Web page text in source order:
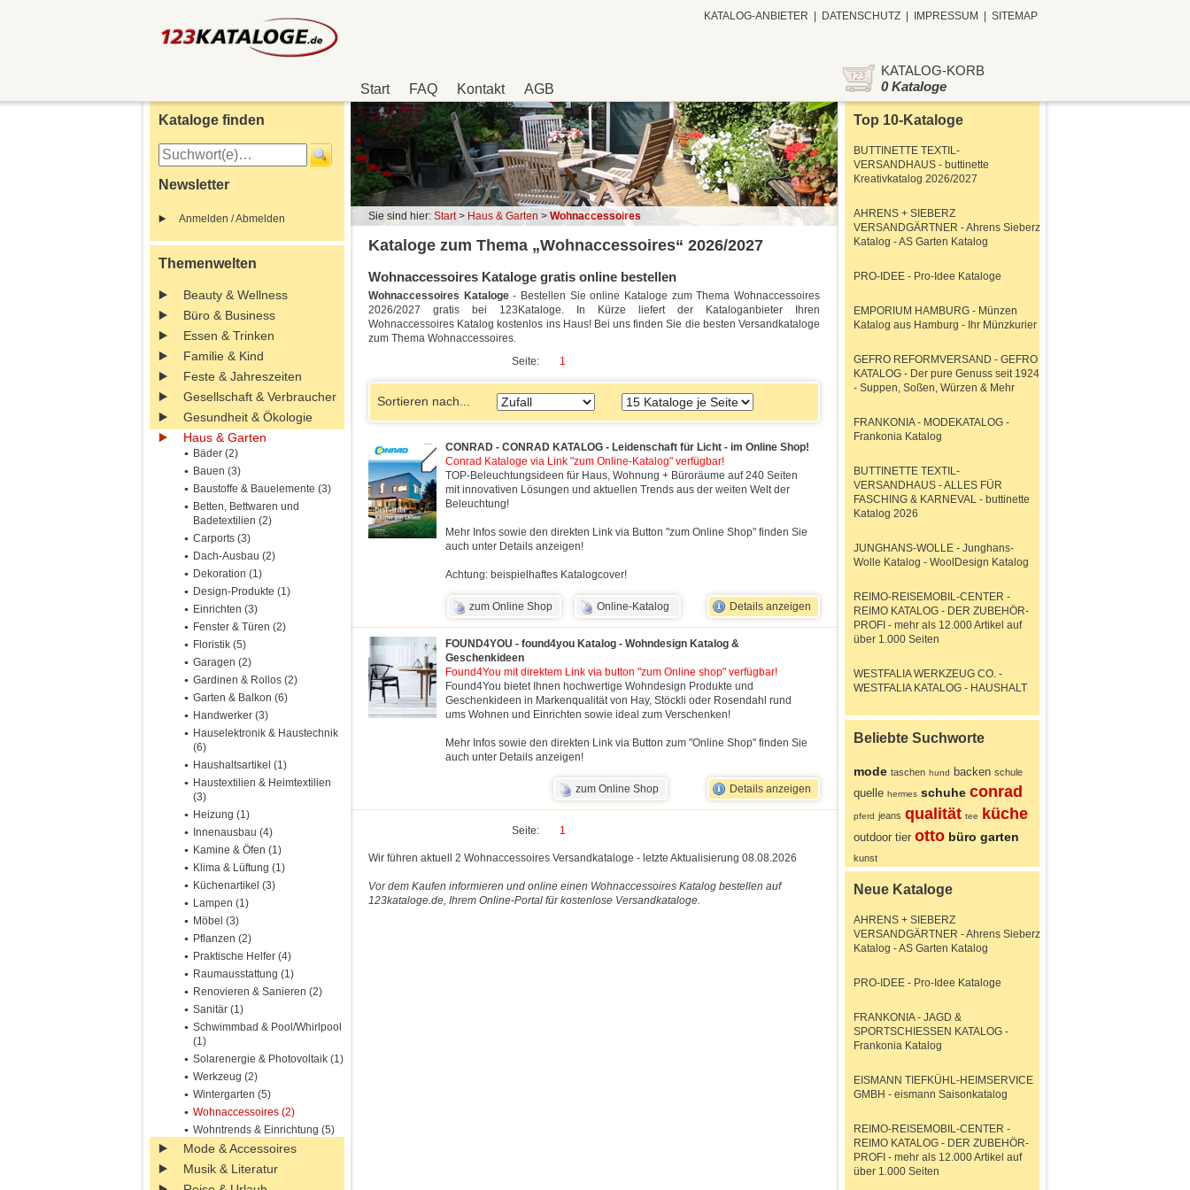
Start FAQ Kontakt AGB
KATALOG-ANBIETER DATENSCHUTZ IMPRESSUM SITEMAP
KATALOG-KORB
0 Kataloge
Kataloge finden
Newsletter
Anmelden / Abmelden
Themenwelten
Beauty & Wellness
Büro & Business
Essen & Trinken
Familie & Kind
Feste & Jahreszeiten
Gesellschaft & Verbraucher
Gesundheit & Ökologie
Haus & Garten
Bäder (2)
Bauen (3)
Baustoffe & Bauelemente (3)
Betten, Bettwaren und
Badetextilien (2)
Carports (3)
Dach-Ausbau (2)
Dekoration (1)
Design-Produkte (1)
Einrichten (3)
Fenster & Türen (2)
Floristik (5)
Garagen (2)
Gardinen & Rollos (2)
Garten & Balkon (6)
Handwerker (3)
Hauselektronik & Haustechnik
(6)
Haushaltsartikel (1)
Haustextilien & Heimtextilien
(3)
Heizung (1)
Innenausbau (4)
Kamine & Öfen (1)
Klima & Lüftung (1)
Küchenartikel (3)
Lampen (1)
Möbel (3)
Pflanzen (2)
Praktische Helfer (4)
Raumausstattung (1)
Renovieren & Sanieren (2)
Sanitär (1)
Schwimmbad & Pool/Whirlpool
(1)
Solarenergie & Photovoltaik (1)
Werkzeug (2)
Wintergarten (5)
Wohnaccessoires (2)
Wohntrends & Einrichtung (5)
Mode & Accessoires
Musik & Literatur
Sie sind hier: Start> Haus & Garten > Wohnaccessoires
Kataloge zum Thema „Wohnaccessoires“ 2026/2027
Wohnaccessoires Kataloge gratis online bestellen
Wohnaccessoires Kataloge- Bestellen Sie online Kataloge zum Thema Wohnaccessoires
2026/2027 gratis bei 123Kataloge. In Kürze liefert der Kataloganbieter Ihren
Wohnaccessoires Katalog kostenlos ins Haus! Bei uns finden Sie die besten Versandkataloge
zum Thema Wohnaccessoires.
Seite:
1
Sortieren nach...
CONRAD - CONRAD KATALOG - Leidenschaft für Licht - im Online Shop!
Conrad Kataloge via Link "zum Online-Katalog" verfügbar!
TOP-Beleuchtungsideen für Haus, Wohnung + Büroräume auf 240 Seiten
mit innovativen Lösungen und aktuellen Trends aus der weiten Welt der
Beleuchtung!
Mehr Infos sowie den direkten Link via Button "zum Online Shop" finden Sie
auch unter Details anzeigen!
Achtung: beispielhaftes Katalogcover!
Details anzeigen
Online-Katalog
zum Online Shop
FOUND4YOU - found4you Katalog - Wohndesign Katalog &
Geschenkideen
Found4You mit direktem Link via button "zum Online shop" verfügbar!
Found4You bietet Ihnen hochwertige Wohndesign Produkte und
Geschenkideen in Markenqualität von Hay, Stöckli oder Rosendahl rund
ums Wohnen und Einrichten sowie ideal zum Verschenken!
Mehr Infos sowie den direkten Link via Button zum "Online Shop" finden Sie
auch unter Details anzeigen!
Details anzeigen
zum Online Shop
Seite: 1
Wir führen aktuell 2 Wohnaccessoires Versandkataloge - letzte Aktualisierung 08.08.2026
Vor dem Kaufen informieren und online einen Wohnaccessoires Katalog bestellen auf
123kataloge.de, Ihrem Online-Portal für kostenlose Versandkataloge.
Top 10-Kataloge
BUTTINETTE TEXTIL-
VERSANDHAUS - buttinette
Kreativkatalog 2026/2027
AHRENS + SIEBERZ
VERSANDGÄRTNER - Ahrens Sieberz
Katalog - AS Garten Katalog
PRO-IDEE - Pro-Idee Kataloge
EMPORIUM HAMBURG - Münzen
Katalog aus Hamburg - Ihr Münzkurier
GEFRO REFORMVERSAND - GEFRO
KATALOG - Der pure Genuss seit 1924
- Suppen, Soßen, Würzen & Mehr
FRANKONIA - MODEKATALOG -
Frankonia Katalog
BUTTINETTE TEXTIL-
VERSANDHAUS - ALLES FÜR
FASCHING & KARNEVAL - buttinette
Katalog 2026
JUNGHANS-WOLLE - Junghans-
Wolle Katalog - WoolDesign Katalog
REIMO-REISEMOBIL-CENTER -
REIMO KATALOG - DER ZUBEHÖR-
PROFI - mehr als 12.000 Artikel auf
über 1.000 Seiten
WESTFALIA WERKZEUG CO. -
WESTFALIA KATALOG - HAUSHALT
Beliebte Suchworte
mode taschen hund backen schule
quelle hermes schuhe conrad
pferd jeans qualität tee küche
outdoor tier otto büro garten
kunst
Neue Kataloge
AHRENS + SIEBERZ
VERSANDGÄRTNER - Ahrens Sieberz
Katalog - AS Garten Katalog
PRO-IDEE - Pro-Idee Kataloge
FRANKONIA - JAGD &
SPORTSCHIESSEN KATALOG -
Frankonia Katalog
EISMANN TIEFKÜHL-HEIMSERVICE
GMBH - eismann Saisonkatalog
REIMO-REISEMOBIL-CENTER -
REIMO KATALOG - DER ZUBEHÖR-
PROFI - mehr als 12.000 Artikel auf
über 1.000 Seiten